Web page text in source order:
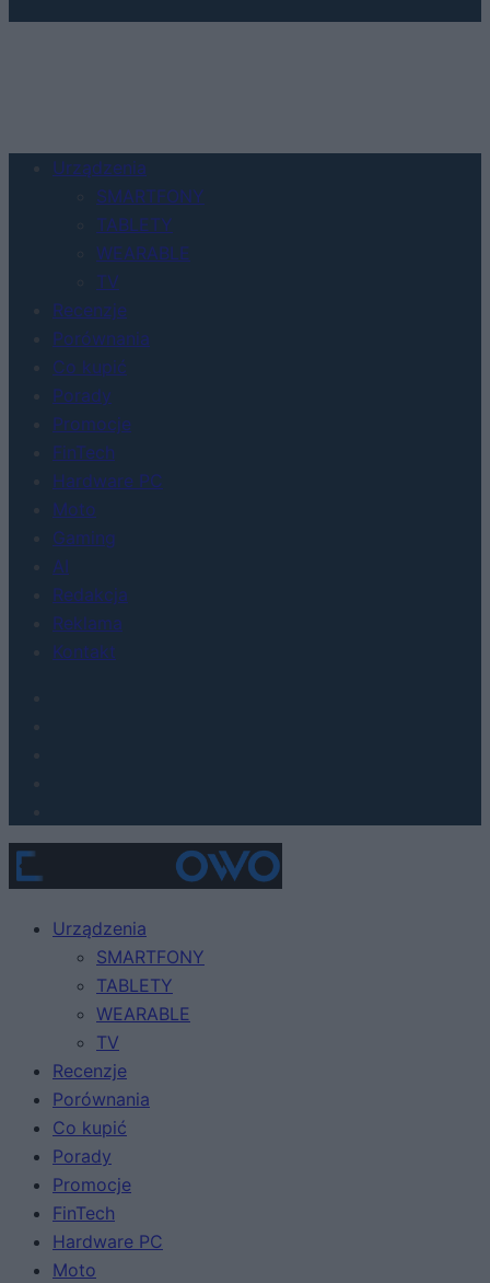
Urządzenia
SMARTFONY
TABLETY
WEARABLE
TV
Recenzje
Porównania
Co kupić
Porady
Promocje
FinTech
Hardware PC
Moto
Gaming
AI
Redakcja
Reklama
Kontakt
Urządzenia
SMARTFONY
TABLETY
WEARABLE
TV
Recenzje
Porównania
Co kupić
Porady
Promocje
FinTech
Hardware PC
Moto